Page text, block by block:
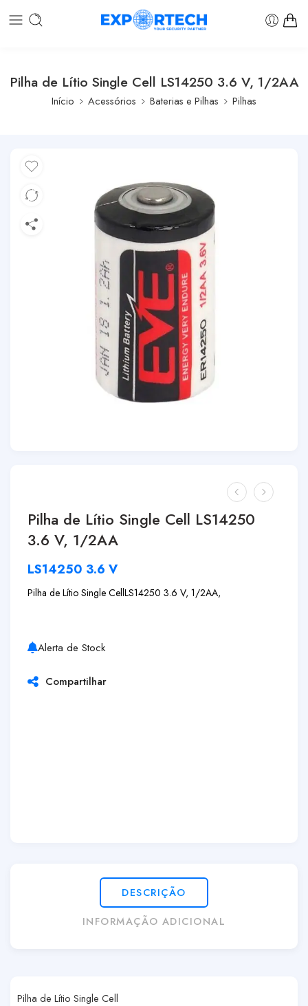
Pilha de Lítio Single Cell LS14250 3.6 V, 1/2AA
Início Acessórios Baterias e Pilhas Pilhas
Pilha de Lítio Single Cell LS14250
3.6 V, 1/2AA
LS14250 3.6 V
Pilha de Lítio Single CellLS14250 3.6 V, 1/2AA,
Alerta de Stock
Compartilhar
DESCRIÇÃO
INFORMAÇÃO ADICIONAL
Pilha de Lítio Single Cell